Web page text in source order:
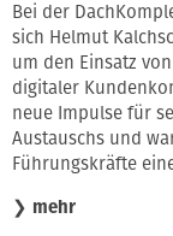
Bei der
sich Helmut
um den Einsatz
digitaler
neue Impulse für
Austauschs und
Führungskräfte
❯ mehr